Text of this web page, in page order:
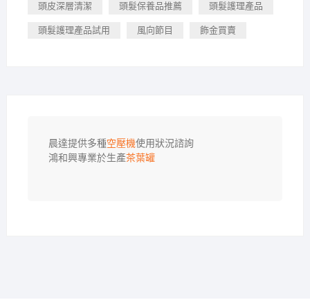
頭皮深層清潔 頭髮保養品推薦 頭髮護理產品
頭髮護理產品試用 風向節目 飾金買賣
晨達提供多種空壓機使用狀況諮詢
鴻和興專業於生產茶葉罐